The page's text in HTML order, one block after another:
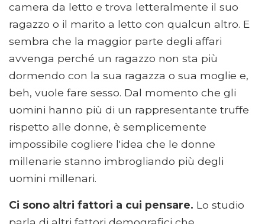
camera da letto e trova letteralmente il suo
ragazzo o il marito a letto con qualcun altro. E
sembra che la maggior parte degli affari
avvenga perché un ragazzo non sta più
dormendo con la sua ragazza o sua moglie e,
beh, vuole fare sesso. Dal momento che gli
uomini hanno più di un rappresentante truffe
rispetto alle donne, è semplicemente
impossibile cogliere l'idea che le donne
millenarie stanno imbrogliando più degli
uomini millenari.
Ci sono altri fattori a cui pensare. Lo studio